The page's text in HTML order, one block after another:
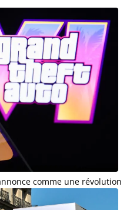
comme une révolution